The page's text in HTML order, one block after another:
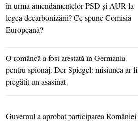
în urma amendamentelor PSD şi AUR la
legea decarbonizării? Ce spune Comisia
Europeană?
O româncă a fost arestată în Germania
pentru spionaj. Der Spiegel: misiunea ar fi
pregătit un asasinat
Guvernul a aprobat participarea României